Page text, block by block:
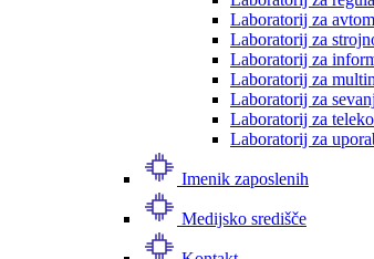
Laboratorij za
Laboratorij za
Laboratorij za
Laboratorij za
Laboratorij za
Laboratorij za
Laboratorij za
Imenik zaposlenih
Medijsko središče